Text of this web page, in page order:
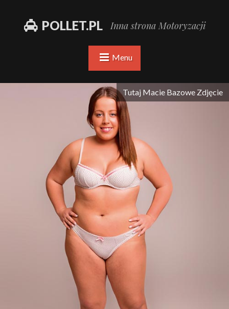
POLLET.PL Inna strona Motoryzacji
Menu
Tutaj Macie Bazowe Zdjęcie